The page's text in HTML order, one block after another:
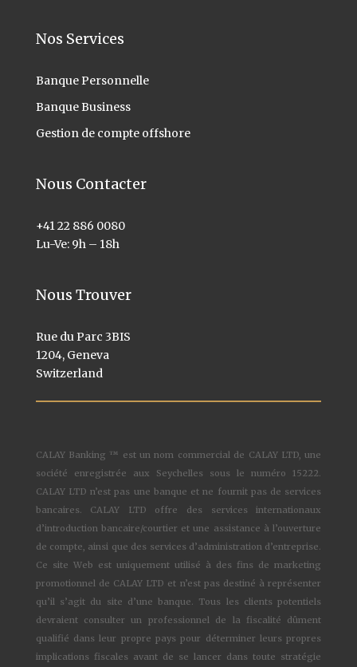
Nos Services
Banque Personnelle
Banque Business
Gestion de compte offshore
Nous Contacter
+41 22 886 0080
Lu-Ve: 9h – 18h
Nous Trouver
Rue du Parc 3BIS
1204, Geneva
Switzerland
CALAY Banking ™ est un nom commercial de CALAY LTD, une
société enregistrée aux Seychelles sous le numéro 15222.
CALAY LTD n’est pas une banque et ne fournit pas de services
bancaires. CALAY LTD offre des services internationaux
d’introduction bancaire/courtier et une assistance à l’ouverture
de compte, ainsi que des services d’administration d’entreprise.
Ce site Web est uniquement utilisé à des fins de marketing
promotionnel de CALAY LTD et n’est pas destiné à représenter
qu’il s’agit du site d’une banque. Tous les clients potentiels
devraient consulter un professionnel de la fiscalité dûment
qualifié dans leur propre pays pour déterminer leurs propres
implications fiscales avant de se lancer dans toute stratégie